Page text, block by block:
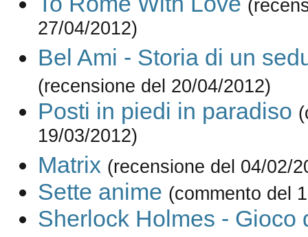
27/04/2012)
Bel Ami - Storia di un
(recensione del 20/04/2012)
Posti in piedi in paradiso
19/03/2012)
Matrix (recensione del 04/02/
Sette anime (commento del
Sherlock Holmes - Gioco